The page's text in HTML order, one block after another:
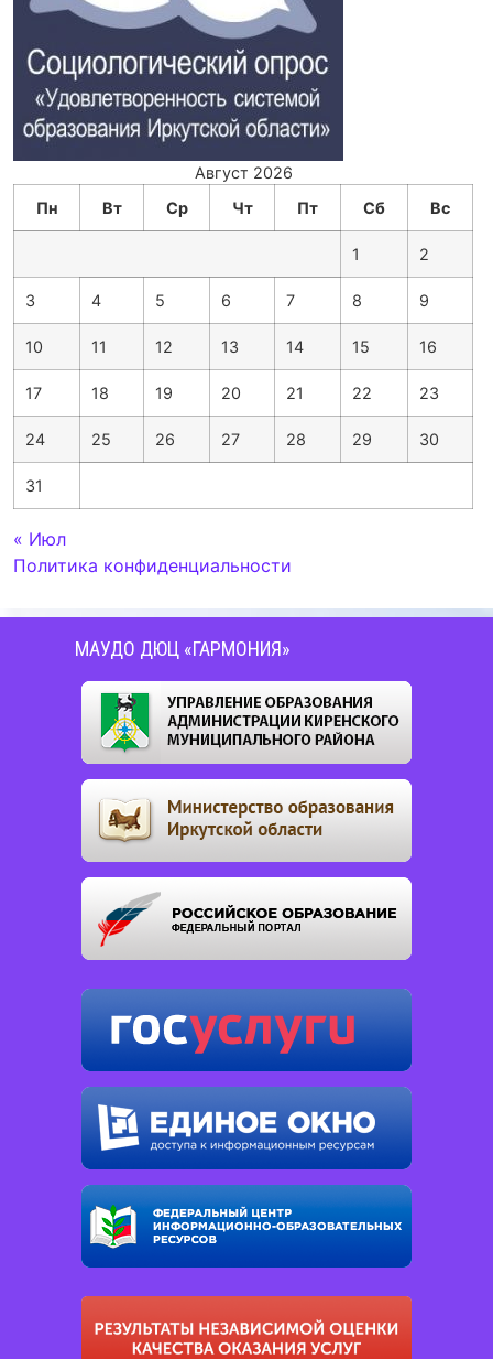
Август 2026
Пн
Вт Ср Чт Пт Сб Вс
1 2
3 4 5 6 7 8 9
10 11 12 13 14 15 16
17 18 19 20 21 22 23
24 25 26 27 28 29 30
31
« Июл
Политика конфиденциальности
МАУДО ДЮЦ «ГАРМОНИЯ»